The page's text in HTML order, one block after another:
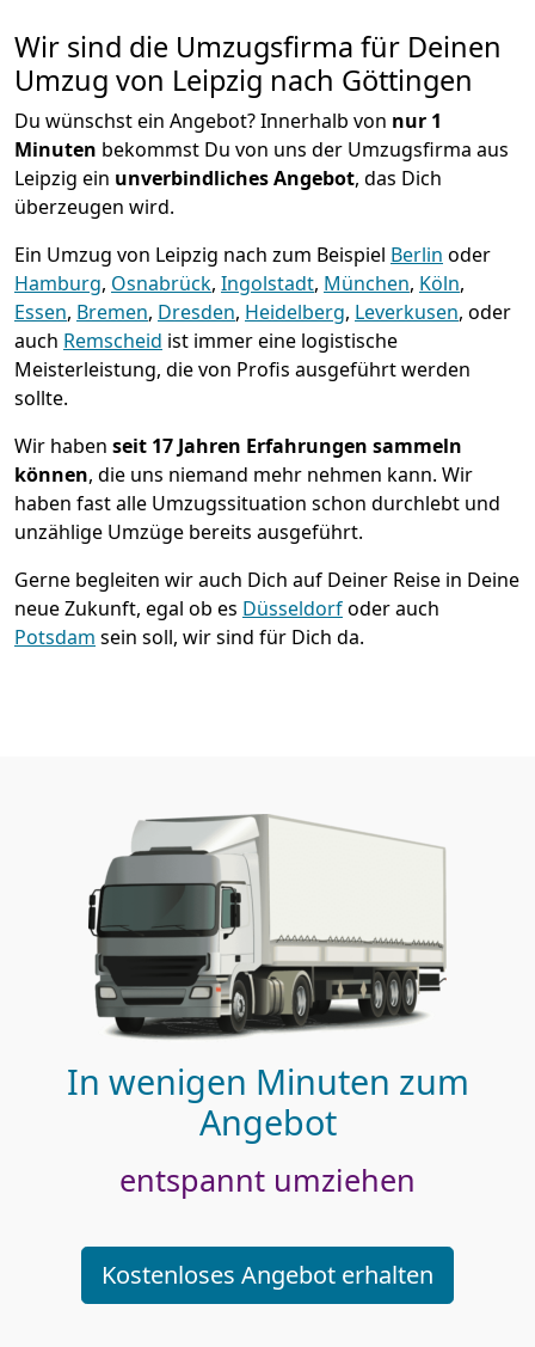
Wir sind die Umzugsfirma für Deinen
Umzug von Leipzig nach Göttingen
Du wünschst ein Angebot? Innerhalb von nur 1
Minuten bekommst Du von uns der Umzugsfirma aus
Leipzig ein unverbindliches Angebot, das Dich
überzeugen wird.
Ein Umzug von Leipzig nach zum Beispiel Berlin oder
Hamburg, Osnabrück, Ingolstadt, München, Köln,
Essen, Bremen, Dresden, Heidelberg, Leverkusen, oder
auch Remscheid ist immer eine logistische
Meisterleistung, die von Profis ausgeführt werden
sollte.
Wir haben seit 17 Jahren Erfahrungen sammeln
können, die uns niemand mehr nehmen kann. Wir
haben fast alle Umzugssituation schon durchlebt und
unzählige Umzüge bereits ausgeführt.
Gerne begleiten wir auch Dich auf Deiner Reise in Deine
neue Zukunft, egal ob es Düsseldorfoder auch
Potsdam sein soll, wir sind für Dich da.
In wenigen Minuten zum
Angebot
entspannt umziehen
Kostenloses Angebot erhalten